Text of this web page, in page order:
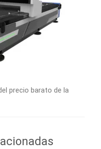
precio barato de la